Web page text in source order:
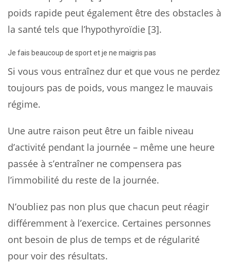
poids rapide peut également être des obstacles à
la santé tels que l’hypothyroïdie [3].
Je fais beaucoup de sport et je ne maigris pas
Si vous vous entraînez dur et que vous ne perdez
toujours pas de poids, vous mangez le mauvais
régime.
Une autre raison peut être un faible niveau
d’activité pendant la journée – même une heure
passée à s’entraîner ne compensera pas
l’immobilité du reste de la journée.
N’oubliez pas non plus que chacun peut réagir
différemment à l’exercice. Certaines personnes
ont besoin de plus de temps et de régularité
pour voir des résultats.